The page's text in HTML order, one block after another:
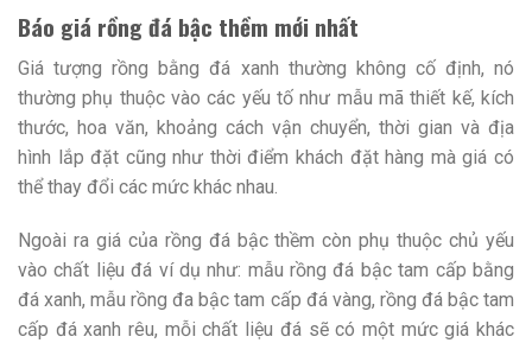
Báo giá rồng đá bậc thềm mới nhất
Giá tượng rồng bằng đá xanh thường không cố định, nó
thường phụ thuộc vào các yếu tố như mẫu mã thiết kế, kích
thước, hoa văn, khoảng cách vận chuyển, thời gian và địa
hình lắp đặt cũng như thời điểm khách đặt hàng mà giá có
thể thay đổi các mức khác nhau.
Ngoài ra giá của rồng đá bậc thềm còn phụ thuộc chủ yếu
vào chất liệu đá ví dụ như: mẫu rồng đá bậc tam cấp bằng
đá xanh, mẫu rồng đa bậc tam cấp đá vàng, rồng đá bậc tam
cấp đá xanh rêu, mỗi chất liệu đá sẽ có một mức giá khác